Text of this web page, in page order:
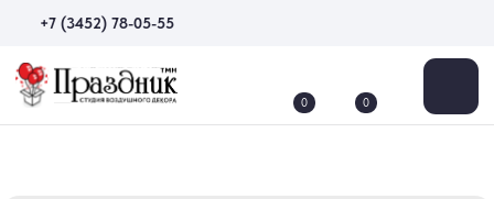
+7 (3452) 78-05-55